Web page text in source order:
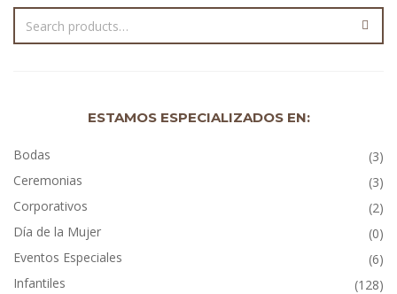
ESTAMOS ESPECIALIZADOS EN:
Bodas
(3)
Ceremonias
(3)
Corporativos
(2)
Día de la Mujer
(0)
Eventos Especiales
(6)
Infantiles
(128)